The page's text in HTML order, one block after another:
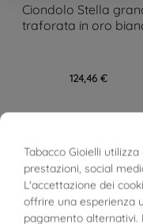
Ciondolo Stella
traforata in oro
124,46 €
Tabacco Gioielli
prestazioni, social
L'accettazione dei
offrire una esperienza
pagamento alternativi.